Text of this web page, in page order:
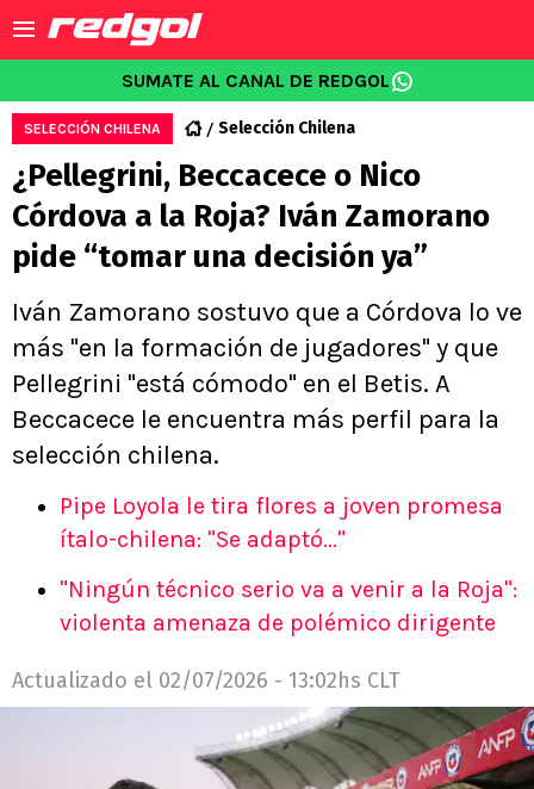
SUMATE AL CANAL DE REDGOL
SELECCIÓN CHILENA Selección Chilena
¿Pellegrini, Beccacece o Nico
Córdova a la Roja? Iván Zamorano
pide “tomar una decisión ya”
Iván Zamorano sostuvo que a Córdova lo ve
más "en la formación de jugadores" y que
Pellegrini "está cómodo" en el Betis. A
Beccacece le encuentra más perfil para la
selección chilena.
Pipe Loyola le tira flores a joven promesa
ítalo-chilena: "Se adaptó..."
"Ningún técnico serio va a venir a la Roja":
violenta amenaza de polémico dirigente
Actualizado el 02/07/2026 - 13:02hs CLT